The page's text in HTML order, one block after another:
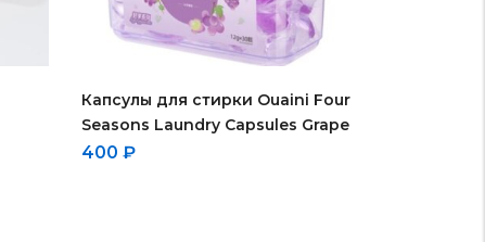
Капсулы для стирки Ouaini Four
Seasons Laundry Capsules Grape
400 ₽